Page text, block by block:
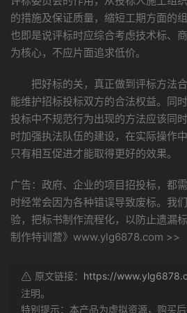
的措施及保证质量，缩短工期方面的
也即是说评标时应综合考虑技术标、
为核心，不应片面追求低价。
把好标的关，真正做到评标方法
能维护招标投标双方的合法权益。同
投标中不规范行为出现的方法应该同
时加强执法队伍的建设，在实际操作
只有相互促进才能取得更好的效果。
广告：政府、企业的项目招投标，都
时经常会因为各种错误导致废标。我
验，把标书制作流程化，以防止遗漏
制作特训营》www.ylg6878.com >>
原文链接： https://
注明。
特别提示：本产品为虚拟资源，购买